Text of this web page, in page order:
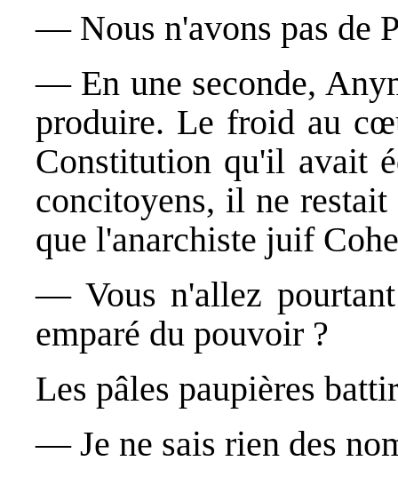
― Nous n'avons pas de
― En une seconde,
produire. Le froid au
Constitution qu'il avait
concitoyens, il ne
que l'anarchiste juif
― Vous n'allez
emparé du pouvoir ?
Les pâles paupières
― Je ne sais rien des